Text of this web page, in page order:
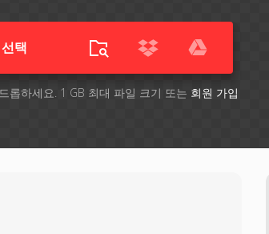
택
롭하세요. 1 GB 최대 파일 크기 또는 회원 가입